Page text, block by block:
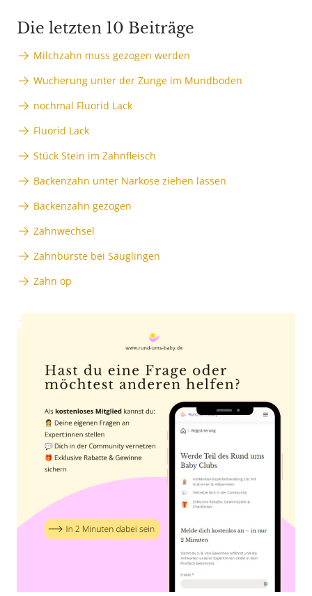
Die letzten 10 Beiträge
Milchzahn muss gezogen werden
Wucherung unter der Zunge im Mundboden
nochmal Fluorid Lack
Fluorid Lack
Stück Stein im Zahnfleisch
Backenzahn unter Narkose ziehen lassen
Backenzahn gezogen
Zahnwechsel
Zahnbürste bei Säuglingen
Zahn op